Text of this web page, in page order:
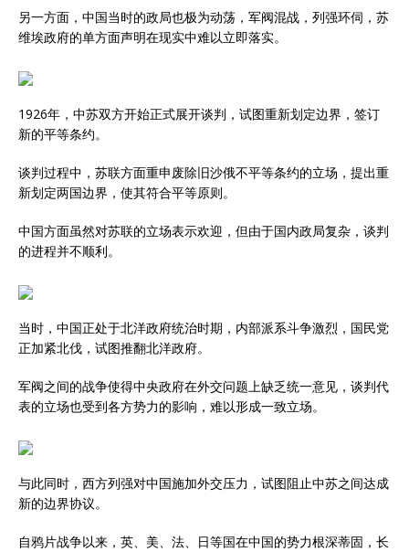
另一方面，中国当时的政局也极为动荡，军阀混战，列强环伺，苏
维埃政府的单方面声明在现实中难以立即落实。
1926年，中苏双方开始正式展开谈判，试图重新划定边界，签订
新的平等条约。
谈判过程中，苏联方面重申废除旧沙俄不平等条约的立场，提出重
新划定两国边界，使其符合平等原则。
中国方面虽然对苏联的立场表示欢迎，但由于国内政局复杂，谈判
的进程并不顺利。
当时，中国正处于北洋政府统治时期，内部派系斗争激烈，国民党
正加紧北伐，试图推翻北洋政府。
军阀之间的战争使得中央政府在外交问题上缺乏统一意见，谈判代
表的立场也受到各方势力的影响，难以形成一致立场。
与此同时，西方列强对中国施加外交压力，试图阻止中苏之间达成
新的边界协议。
自鸦片战争以来，英、美、法、日等国在中国的势力根深蒂固，长